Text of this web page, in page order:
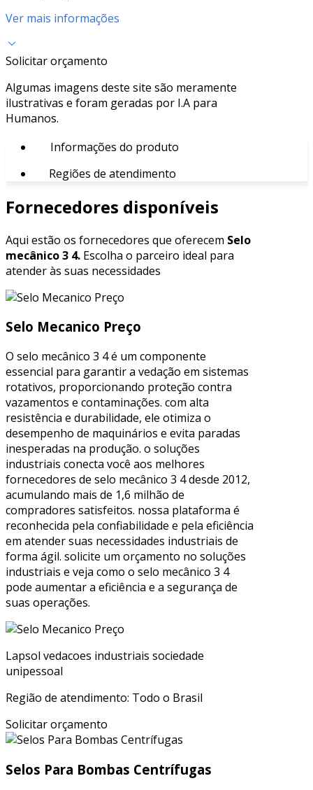
Ver mais informações
Solicitar orçamento
Algumas imagens deste site são meramente
ilustrativas e foram geradas por I.A para
Humanos.
Informações do produto
Regiões de atendimento
Fornecedores disponíveis
Aqui estão os fornecedores que oferecem Selo
mecânico 3 4. Escolha o parceiro ideal para
atender às suas necessidades
Selo Mecanico Preço
O selo mecânico 3 4 é um componente
essencial para garantir a vedação em sistemas
rotativos, proporcionando proteção contra
vazamentos e contaminações. com alta
resistência e durabilidade, ele otimiza o
desempenho de maquinários e evita paradas
inesperadas na produção. o soluções
industriais conecta você aos melhores
fornecedores de selo mecânico 3 4 desde 2012,
acumulando mais de 1,6 milhão de
compradores satisfeitos. nossa plataforma é
reconhecida pela confiabilidade e pela eficiência
em atender suas necessidades industriais de
forma ágil. solicite um orçamento no soluções
industriais e veja como o selo mecânico 3 4
pode aumentar a eficiência e a segurança de
suas operações.
Lapsol vedacoes industriais sociedade
unipessoal
Região de atendimento: Todo o Brasil
Solicitar orçamento
Selos Para Bombas Centrífugas